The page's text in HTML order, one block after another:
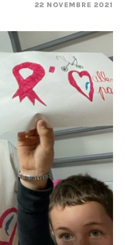
22 NOVEMBRE 2021